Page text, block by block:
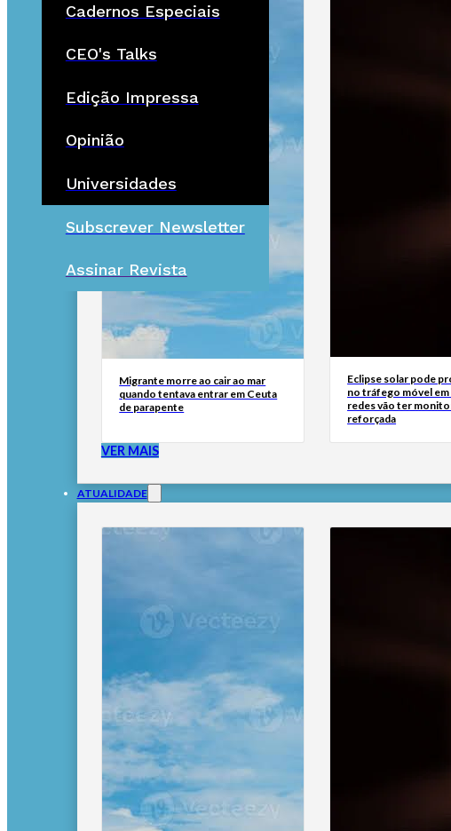
Cadernos Especiais
CEO's Talks
Edição Impressa
Opinião
Universidades
Subscrever Newsletter
Assinar Revista
Migrante morre ao cair ao mar
quando tentava entrar em Ceuta
de parapente
Eclipse solar pode
no tráfego móvel
redes vão ter
reforçada
VER MAIS
ATUALIDADE